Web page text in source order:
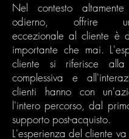
Nel contesto altamente
odierno, offrire
eccezionale al cliente è
importante che mai.
cliente si riferisce alla
complessiva e
clienti hanno con
l'intero percorso, dal
supporto post-acquisto.
L'esperienza del cliente